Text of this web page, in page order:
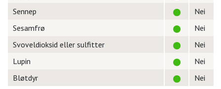
Sennep
Nei
Sesamfrø
Nei
Svoveldioksid eller sulfitter
Nei
Lupin
Nei
Bløtdyr
Nei